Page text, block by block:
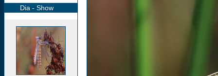
Dia - Show